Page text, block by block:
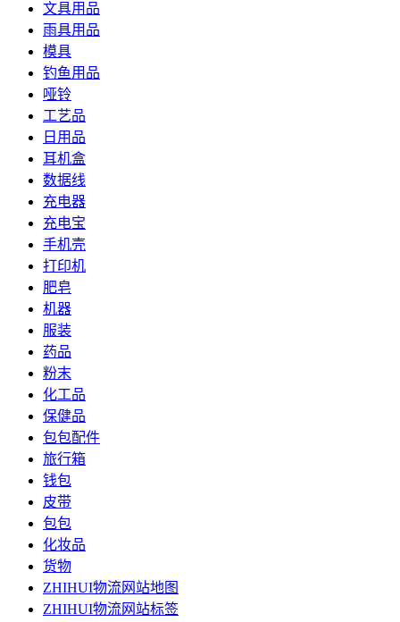
文具用品
雨具用品
模具
钓鱼用品
哑铃
工艺品
日用品
耳机盒
数据线
充电器
充电宝
手机壳
打印机
肥皂
机器
服装
药品
粉末
化工品
保健品
包包配件
旅行箱
钱包
皮带
包包
化妆品
货物
ZHIHUI物流网站地图
ZHIHUI物流网站标签